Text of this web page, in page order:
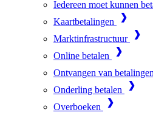
Iedereen moet kunnen
Kaartbetalingen
Marktinfrastructuur
Online betalen
Ontvangen van betalingen
Onderling betalen
Overboeken